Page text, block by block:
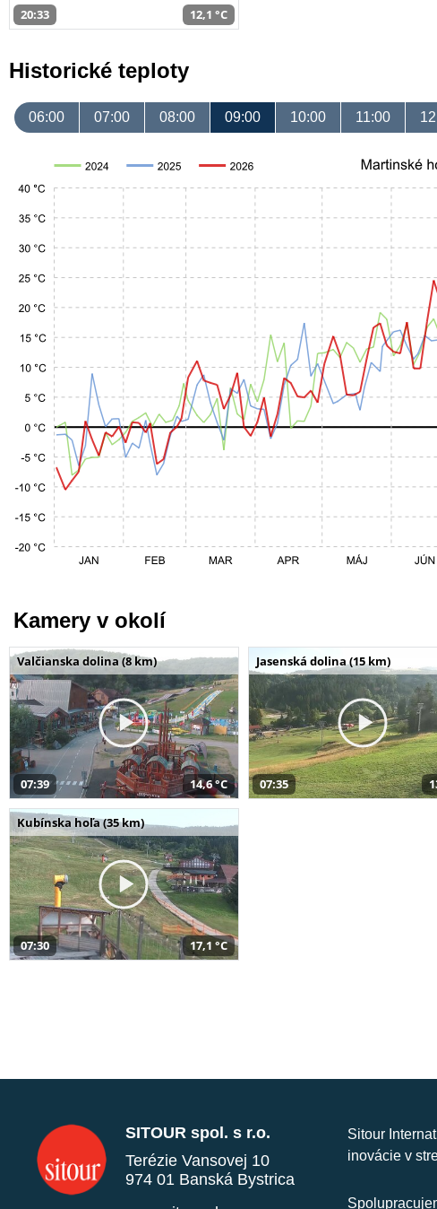
20:33 12,1 °C
Historické teploty
06:00 07:00 08:00 09:00 10:00 11:00
Kamery v okolí
Valčianska dolina (8 km)
07:39 14,6 °C
Jasenská dolina (15 km)
07:35
Kubínska hoľa (35 km)
07:30 17,1 °C
SITOUR spol. s r.o.
Terézie Vansovej 10
974 01 Banská Bystrica
Sitour
inovácie v